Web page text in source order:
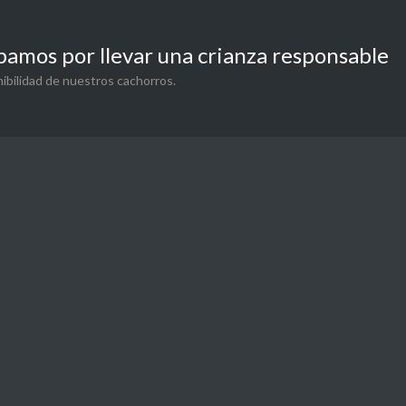
por llevar una crianza responsable
de nuestros cachorros.